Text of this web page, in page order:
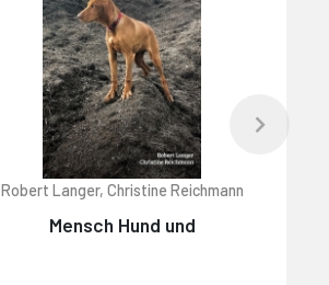
Robert Langer, Christine Reichmann
Mensch Hund und